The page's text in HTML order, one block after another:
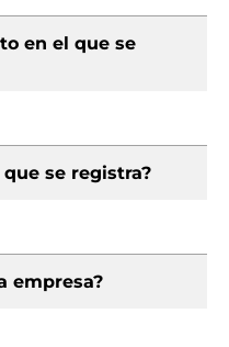
en el que se
se registra?
empresa?